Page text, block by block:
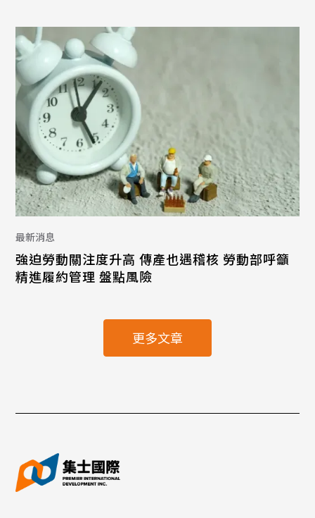
最新消息
強迫勞動關注度升高 傳產也遇稽核 勞動部呼籲
精進履約管理 盤點風險
更多文章